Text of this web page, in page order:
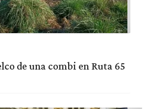
de una combi en Ruta 65